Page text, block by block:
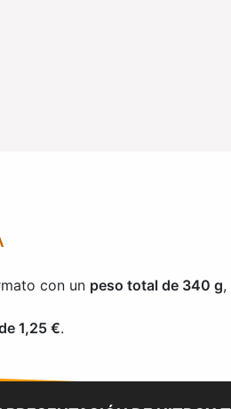
con un peso total de 340 g,
1,25 €.